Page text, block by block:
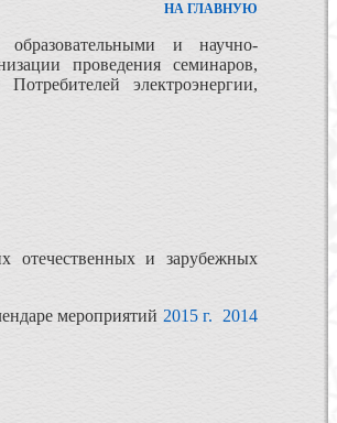
НА ГЛАВНУЮ
и научно-
проведения семинаров,
электроэнергии,
отечественных и зарубежных
мероприятий 2015 г. 2014